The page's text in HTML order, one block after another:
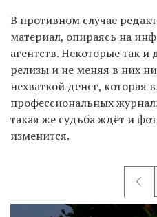
В противном случае
материал, опираясь на
агентств. Некоторые так
релизы и не меняя в них ни
нехваткой денег, которая
профессиональных
такая же судьба ждёт и
изменится.